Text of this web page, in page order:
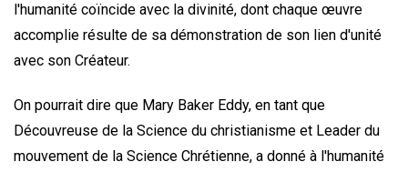
l'humanité coïncide avec la divinité, dont chaque œuvre
accomplie résulte de sa démonstration de son lien d'unité
avec son Créateur.
On pourrait dire que Mary Baker Eddy, en tant que
Découvreuse de la Science du christianisme et Leader du
mouvement de la Science Chrétienne, a donné à l'humanité